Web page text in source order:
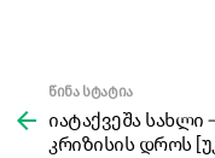
more
წინა სტატია
იატაქვეშა სახლი
კრიზისის დროს